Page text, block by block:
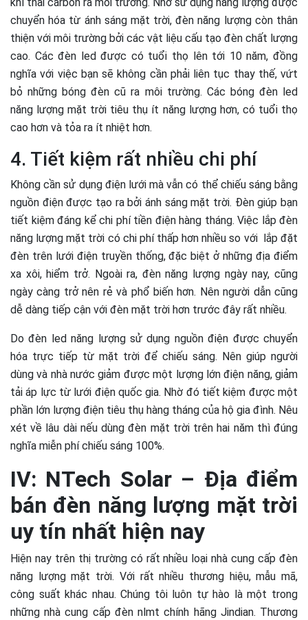
chuyển hóa từ ánh sáng mặt trời, đèn năng lượng còn thân
thiện với môi trường bởi các vật liệu cấu tạo đèn chất lượng
cao. Các đèn led được có tuổi thọ lên tới 10 năm, đồng
nghĩa với việc bạn sẽ không cần phải liên tục thay thế, vứt
bỏ những bóng đèn cũ ra môi trường. Các bóng đèn led
năng lượng mặt trời tiêu thụ ít năng lượng hơn, có tuổi thọ
cao hơn và tỏa ra ít nhiệt hơn.
4. Tiết kiệm rất nhiều chi phí
Không cần sử dụng điện lưới mà vẫn có thể chiếu sáng bằng
nguồn điện được tạo ra bởi ánh sáng mặt trời. Đèn giúp bạn
tiết kiệm đáng kể chi phí tiền điện hàng tháng. Việc lắp đèn
năng lượng mặt trời có chi phí thấp hơn nhiều so với lắp đặt
đèn trên lưới điện truyền thống, đặc biệt ở những địa điểm
xa xôi, hiểm trở. Ngoài ra, đèn năng lượng ngày nay, cũng
ngày càng trở nên rẻ và phổ biến hơn. Nên người dẫn cũng
dễ dàng tiếp cận với đèn mặt trời hơn trước đây rất nhiều.
Do đèn led năng lượng sử dụng nguồn điện được chuyển
hóa trực tiếp từ mặt trời để chiếu sáng. Nên giúp người
dùng và nhà nước giảm được một lượng lớn điện năng, giảm
tải áp lực từ lưới điện quốc gia. Nhờ đó tiết kiệm được một
phần lớn lượng điện tiêu thụ hàng tháng của hộ gia đình. Nêu
xét về lâu dài nếu dùng đèn mặt trời trên hai năm thì đúng
nghĩa miễn phí chiếu sáng 100%.
IV: NTech Solar – Địa điểm
bán đèn năng lượng mặt trời
uy tín nhất hiện nay
Hiện nay trên thị trường có rất nhiều loại nhà cung cấp đèn
năng lượng mặt trời. Với rất nhiều thương hiệu, mẫu mã,
công suất khác nhau. Chúng tôi luôn tự hào là một trong
những nhà cung cấp đèn nlmt chính hãng Jindian. Thương